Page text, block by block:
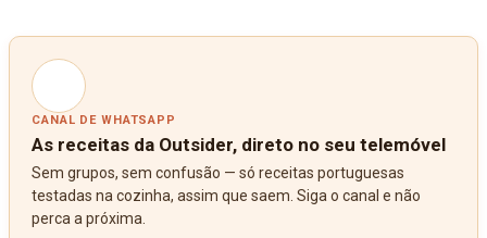
CANAL DE WHATSAPP
As receitas da Outsider, direto no seu telemóvel
Sem grupos, sem confusão — só receitas portuguesas
testadas na cozinha, assim que saem. Siga o canal e não
perca a próxima.